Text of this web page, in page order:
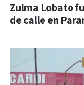
Zulma Lobato
de calle en